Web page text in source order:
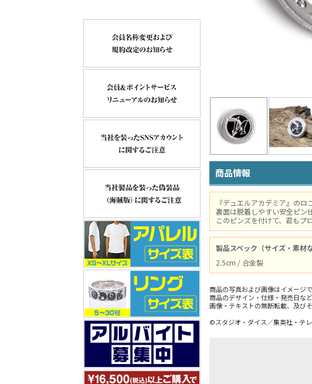
商品情報
『デュエルアカデミア』のロ
裏面は脱着しやすい安全ピン
このピンズを付けて、君もプ
製品スペック（サイズ・素材な
2.5cm / 合金製
商品の写真および画像はイメージ
商品のデザイン・仕様・発売日な
画像・テキストの無断転載、及び
©スタジオ・ダイス／集英社・テ